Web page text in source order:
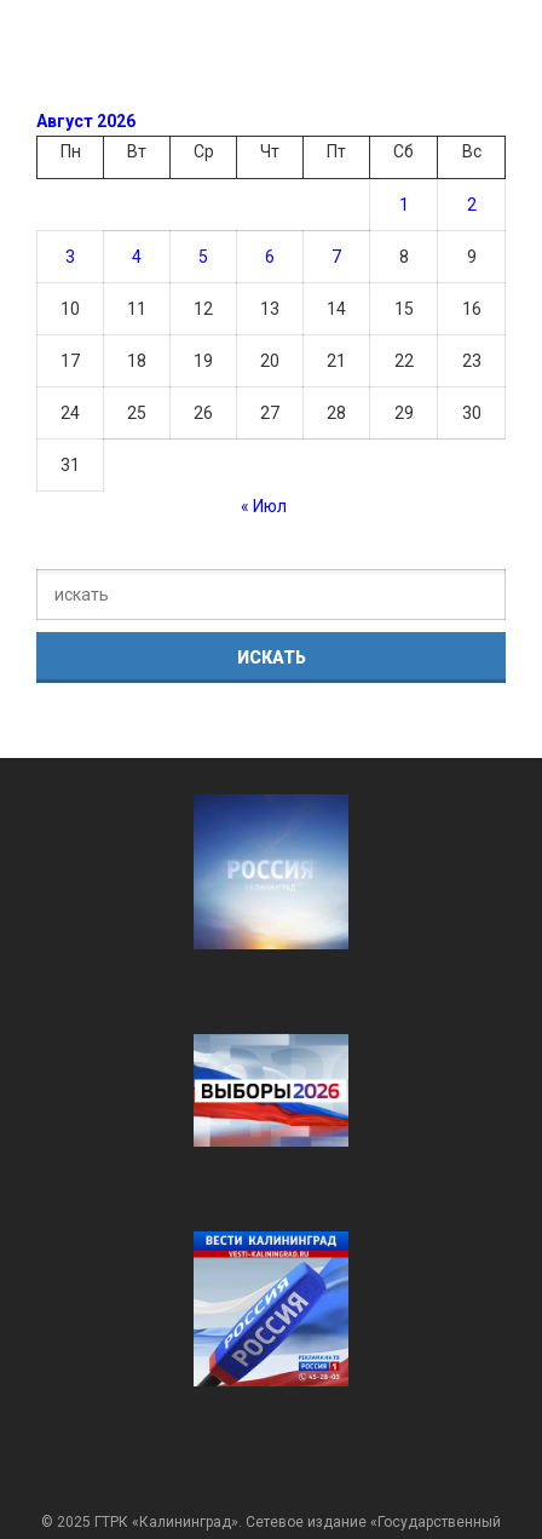
Август 2026
Пн
Вт Ср Чт Пт Сб Вс
1 2
3 4 5 6 7 8 9
10 11 12 13 14 15 16
17 18 19 20 21 22 23
24 25 26 27 28 29 30
31
« Июл
© 2025 ГТРК «Калининград». Сетевое издание «Государственный